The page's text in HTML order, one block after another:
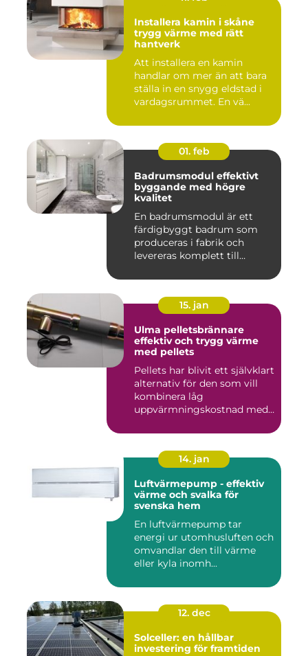
Installera kamin i skåne
trygg värme med rätt
hantverk
Att installera en kamin
handlar om mer än att bara
ställa in en snygg eldstad i
vardagsrummet. En vä...
01. feb
Badrumsmodul effektivt
byggande med högre
kvalitet
En badrumsmodul är ett
färdigbyggt badrum som
produceras i fabrik och
levereras komplett till
15. jan
Ulma pelletsbrännare
effektiv och trygg värme
med pellets
Pellets har blivit ett självklart
alternativ för den som vill
kombinera låg
uppvärmningskostnad med
14. jan
Luftvärmepump - effektiv
värme och svalka för
svenska hem
En luftvärmepump tar
energi ur utomhusluften och
omvandlar den till värme
eller kyla inomh...
12. dec
Solceller: en hållbar
investering för framtiden